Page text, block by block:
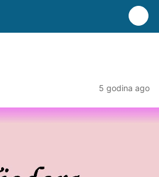
5 godina ago